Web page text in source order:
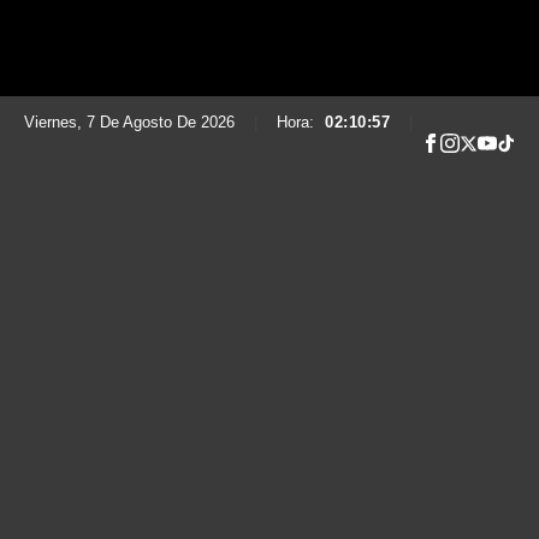
Viernes, 7 De Agosto De 2026 Hora: 02:10:58